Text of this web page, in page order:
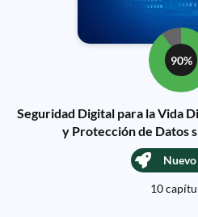
90%
Seguridad Digital para la Vida
y Protección de Datos
10